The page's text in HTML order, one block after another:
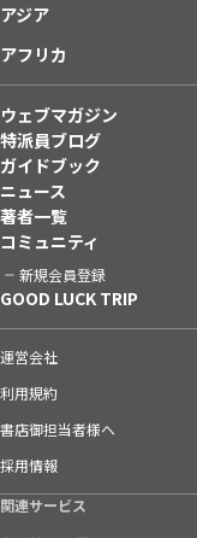
アジア
アフリカ
ウェブマガジン
特派員ブログ
ガイドブック
ニュース
著者一覧
コミュニティ
新規会員登録
GOOD LUCK TRIP
運営会社
利用規約
書店御担当者様へ
採用情報
関連サービス